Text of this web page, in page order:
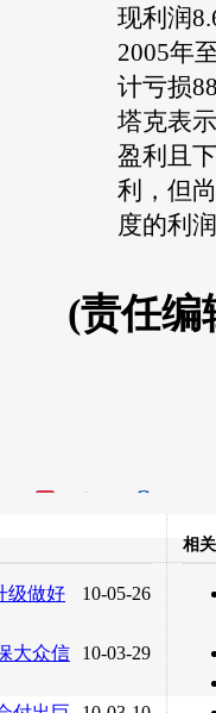
现利润
2005年
计亏损
塔克表示
盈利且
利，但
度的利
(责任编
转发至：
10-05-26
级做好
10-03-29
大众信
相